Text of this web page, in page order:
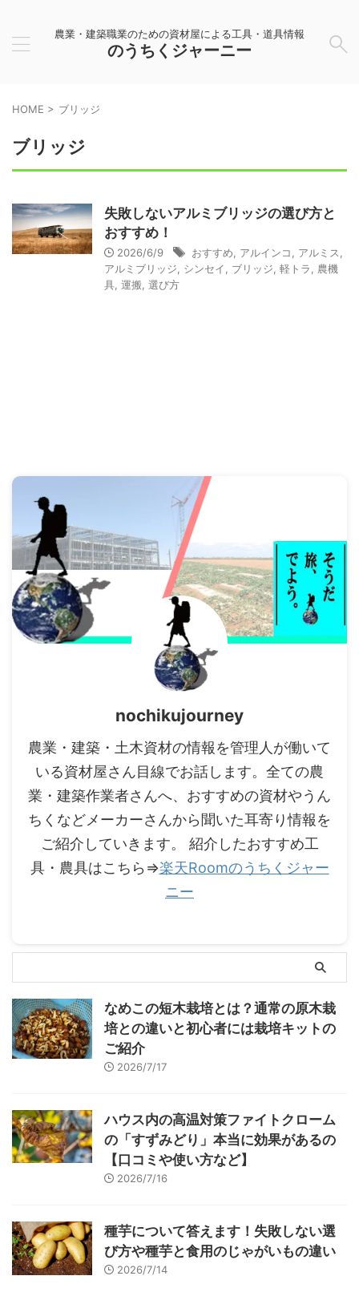
農業・建築職業のための資材屋による工具・道具情報
のうちくジャーニー
HOME > ブリッジ
ブリッジ
失敗しないアルミブリッジの選び方と
おすすめ！
2026/6/9 おすすめ アルインコ アルミス
アルミブリッジ
シンセイ ブリッジ 軽トラ
農機
具 運搬 選び方
nochikujourney
農業・建築・土木資材の情報を管理人が働いて
いる資材屋さん目線でお話します。全ての農
業・建築作業者さんへ、おすすめの資材やうん
ちくなどメーカーさんから聞いた耳寄り情報を
ご紹介していきます。 紹介したおすすめ工
具・農具はこちら⇒楽天Roomのうちくジャー
ニー
なめこの短木栽培とは？通常の原木栽
培との違いと初心者には栽培キットの
ご紹介
2026/7/17
ハウス内の高温対策ファイトクローム
の「すずみどり」本当に効果があるの
【口コミや使い方など】
2026/7/16
種芋について答えます！失敗しない選
び方や種芋と食用のじゃがいもの違い
2026/7/14